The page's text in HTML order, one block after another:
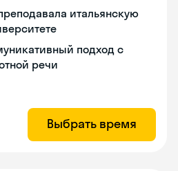
итальянскую
подход с
речи
Выбрать время